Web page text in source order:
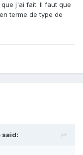
j'ai fait. Il faut que
terme de type de
said: